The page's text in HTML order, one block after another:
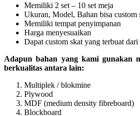
Memiliki 2 set – 10 set meja
Ukuran, Model, Bahan bisa custom
Memiliki tempat penyimpanan
Harga menyesuaikan
Dapat custom skat yang terbuat
Adapun bahan yang kami gunakan
berkualitas antara lain:
Multiplek / blokmine
Plywood
MDF (medium density fibreboard)
Blockboard